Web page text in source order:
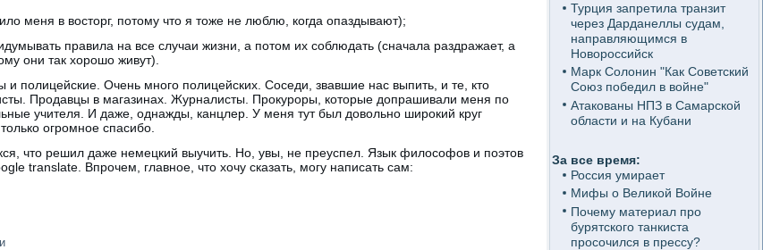
меня в восторг, потому что я тоже не люблю, когда опаздывают);
правила на все случаи жизни, а потом их соблюдать (сначала раздражает, а
они так хорошо живут).
полицейские. Очень много полицейских. Соседи, звавшие нас выпить, и те, кто
Продавцы в магазинах. Журналисты. Прокуроры, которые допрашивали меня по
учителя. И даже, однажды, канцлер. У меня тут был довольно широкий круг
огромное спасибо.
что решил даже немецкий выучить. Но, увы, не преуспел. Язык философов и поэтов
translate. Впрочем, главное, что хочу сказать, могу написать сам:
Турция запретила транзит
через Дарданеллы судам,
направляющимся в
Новороссийск
Марк Солонин "Как Советский
Союз победил в войне"
Атакованы НПЗ в Самарской
области и на Кубани
За все время:
Россия умирает
Мифы о Великой Войне
Почему материал про
бурятского танкиста
просочился в прессу?